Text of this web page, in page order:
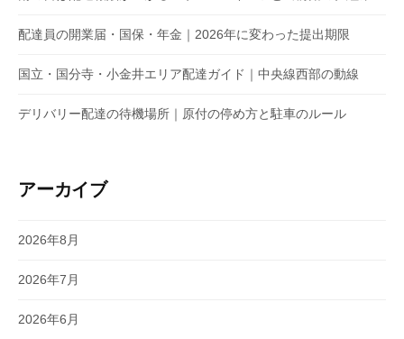
配達員の開業届・国保・年金｜2026年に変わった提出期限
国立・国分寺・小金井エリア配達ガイド｜中央線西部の動線
デリバリー配達の待機場所｜原付の停め方と駐車のルール
アーカイブ
2026年8月
2026年7月
2026年6月